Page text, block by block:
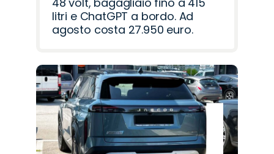
litri e ChatGPT a bordo. Ad
agosto costa 27.950 euro.